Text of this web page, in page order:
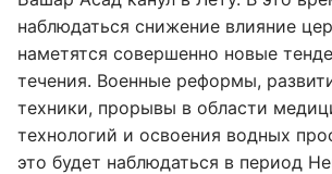
наблюдаться снижение влияние
наметятся совершенно новые
течения. Военные реформы,
техники, прорывы в области
технологий и освоения водных
это будет наблюдаться в период